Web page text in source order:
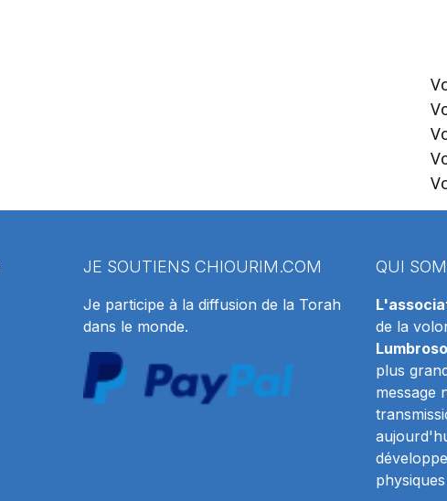
JE SOUTIENS CHIOURIM.COM
Je participe à la diffusion de la Torah
dans le monde.
QUI
de la
plus
message